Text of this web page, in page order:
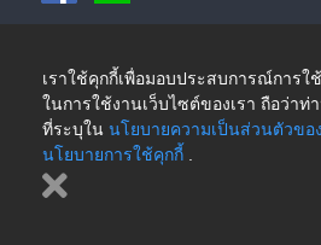
เราใช้คุกกี้เพื่อมอบประสบการณ์การ
ในการใช้งานเว็บไซต์ของเรา ถือว่า
ที่ระบุใน นโยบายความเป็นส่วนตัวขอ
นโยบายการใช้คุกกี้